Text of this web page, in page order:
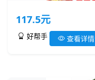
117.5元
好帮手 查看详情